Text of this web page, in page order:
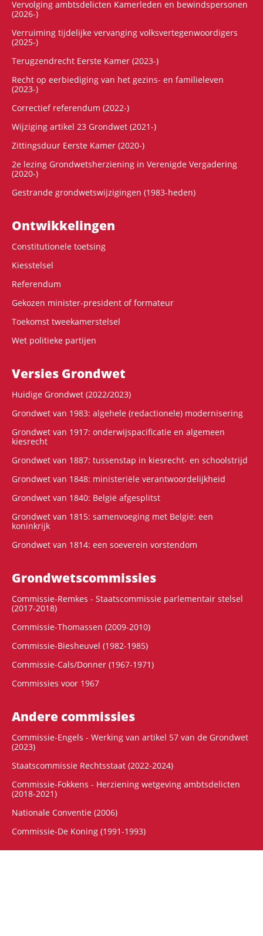
Vervolging ambtsdelicten Kamerleden en bewindspersonen
(2026-)
Verruiming tijdelijke vervanging volksvertegenwoordigers
(2025-)
Terugzendrecht Eerste Kamer (2023-)
Recht op eerbiediging van het gezins- en familieleven
(2023-)
Correctief referendum (2022-)
Wijziging artikel 23 Grondwet (2021-)
Zittingsduur Eerste Kamer (2020-)
2e lezing Grondwetsherziening in Verenigde Vergadering
(2020-)
Gestrande grondwetswijzigingen (1983-heden)
Ontwikke­lingen
Constitutionele toetsing
Kiesstelsel
Referendum
Gekozen minister-president of formateur
Toekomst tweekamerstelsel
Wet politieke partijen
Versies Grondwet
Huidige Grondwet (2022/2023)
Grondwet van 1983: algehele (redactionele) modernisering
Grondwet van 1917: onderwijspacificatie en algemeen
kiesrecht
Grondwet van 1887: tussenstap in kiesrecht- en schoolstrijd
Grondwet van 1848: ministeriële verantwoordelijkheid
Grondwet van 1840: België afgesplitst
Grondwet van 1815: samenvoeging met België: een
koninkrijk
Grondwet van 1814: een soeverein vorstendom
Grondwets­commissies
Commissie-Remkes - Staatscommissie parlementair stelsel
(2017-2018)
Commissie-Thomassen (2009-2010)
Commissie-Biesheuvel (1982-1985)
Commissie-Cals/Donner (1967-1971)
Commissies voor 1967
Andere commissies
Commissie-Engels - Werking van artikel 57 van de Grondwet
(2023)
Staatscommissie Rechtsstaat (2022-2024)
Commissie-Fokkens - Herziening wetgeving ambtsdelicten
(2018-2021)
Nationale Conventie (2006)
Commissie-De Koning (1991-1993)